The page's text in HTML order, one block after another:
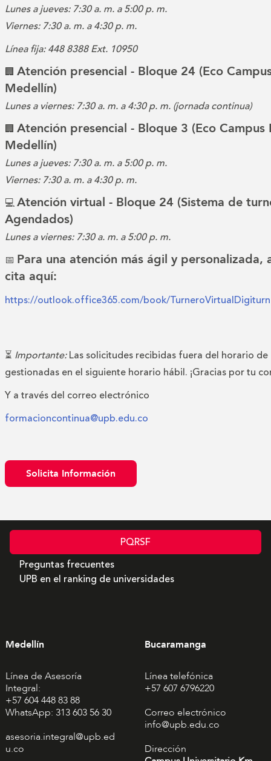
Lunes a jueves: 7:30 a. m. a 5:00 p. m.
Viernes: 7:30 a. m. a 4:30 p. m.
Línea fija: 448 8388 Ext. 10950
🏢 Atención presencial - Bloque 24 (Eco
Medellín)
Lunes a viernes: 7:30 a. m. a 4:30 p. m. (jornada continua)
🏢 Atención presencial - Bloque 3 (Eco Campus
Medellín)
Lunes a jueves: 7:30 a. m. a 5:00 p. m.
Viernes: 7:30 a. m. a 4:30 p. m.
💻Atención virtual - Bloque 24 (Sistema de
Agendados)
Lunes a viernes: 7:30 a. m. a 5:00 p. m.
📅 Para una atención más ágil y personalizada,
cita aquí:
https://outlook.office365.com/book/
⏳ Importante:Las solicitudes recibidas fuera del horario de
gestionadas en el siguiente horario hábil. ¡Gracias por tu
Y a través del correo electrónico
formacioncontinua@upb.edu.co
Solicita Información
PQRSF
Preguntas frecuentes
UPB en el ranking de universidades
Medellín
Línea de Asesoría
Integral:
+57 604 448 83 88
WhatsApp: 313 603 56 30
asesoria.integral@upb.ed
u.co
Bucaramanga
Línea telefónica
+57 607 6796220
Correo electrónico
info@upb.edu.co
Dirección